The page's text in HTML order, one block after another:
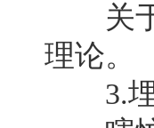
关于
理论。
3.埋